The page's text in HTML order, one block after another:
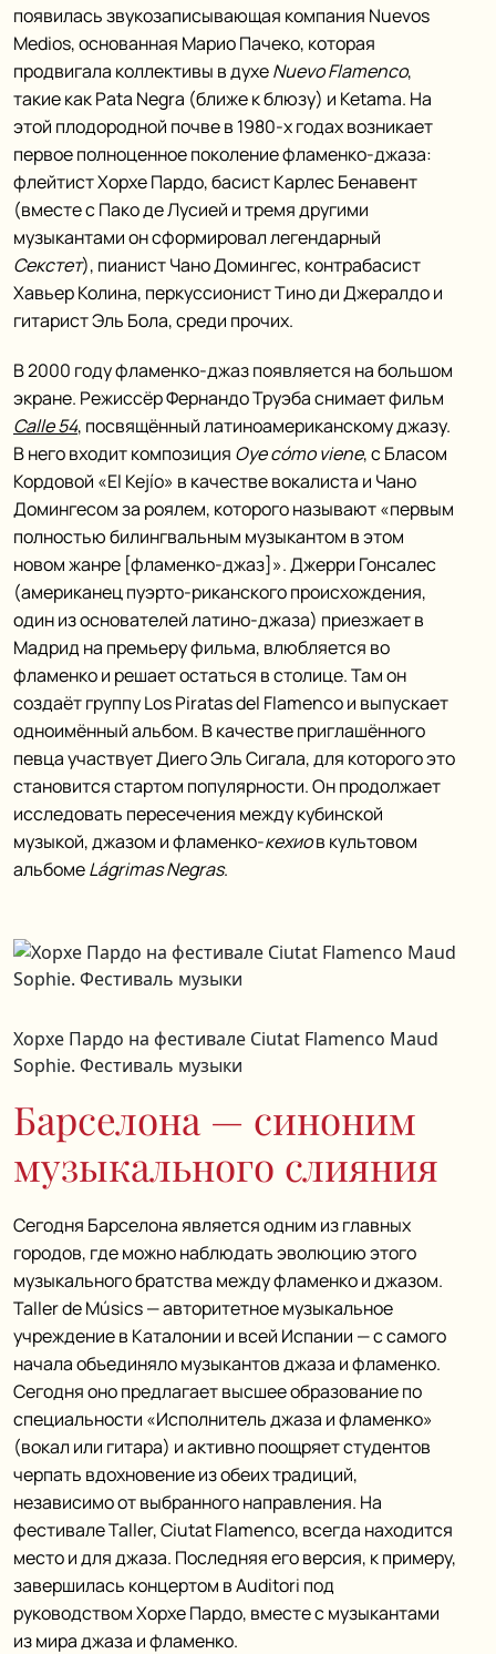
появилась звукозаписывающая компания Nuevos
Medios, основанная Марио Пачеко, которая
продвигала коллективы в духеNuevo Flamenco,
такие как Pata Negra (ближе к блюзу) и Ketama. На
этой плодородной почве в 1980-х годах возникает
первое полноценное поколение фламенко-джаза:
флейтист Хорхе Пардо, басист Карлес Бенавент
(вместе с Пако де Лусией и тремя другими
музыкантами он сформировал легендарный
Секстет), пианист Чано Домингес, контрабасист
Хавьер Колина, перкуссионист Тино ди Джералдо и
гитарист Эль Бола, среди прочих.
В 2000 году фламенко-джаз появляется на большом
экране. Режиссёр Фернандо Труэба снимает фильм
Calle 54, посвящённый латиноамериканскому джазу.
В него входит композиция Oye cómo viene, с Бласом
Кордовой «El Kejío» в качестве вокалиста и Чано
Домингесом за роялем, которого называют «первым
полностью билингвальным музыкантом в этом
новом жанре [фламенко-джаз]». Джерри Гонсалес
(американец пуэрто-риканского происхождения,
один из основателей латино-джаза) приезжает в
Мадрид на премьеру фильма, влюбляется во
фламенко и решает остаться в столице. Там он
создаёт группу Los Piratas del Flamenco и выпускает
одноимённый альбом. В качестве приглашённого
певца участвует Диего Эль Сигала, для которого это
становится стартом популярности. Он продолжает
исследовать пересечения между кубинской
музыкой, джазом и фламенко-кехиов культовом
альбомеLágrimas Negras.
Хорхе Пардо на фестивале Ciutat Flamenco Maud
Sophie. Фестиваль музыки
Барселона — синоним
музыкального слияния
Сегодня Барселона является одним из главных
городов, где можно наблюдать эволюцию этого
музыкального братства между фламенко и джазом.
Taller de Músics — авторитетное музыкальное
учреждение в Каталонии и всей Испании — с самого
начала объединяло музыкантов джаза и фламенко.
Сегодня оно предлагает высшее образование по
специальности «Исполнитель джаза и фламенко»
(вокал или гитара) и активно поощряет студентов
черпать вдохновение из обеих традиций,
независимо от выбранного направления. На
фестивале Taller, Ciutat Flamenco, всегда находится
место и для джаза. Последняя его версия, к примеру,
завершилась концертом в Auditori под
руководством Хорхе Пардо, вместе с музыкантами
из мира джаза и фламенко.